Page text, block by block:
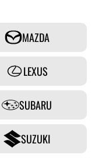
MAZDA
LEXUS
SUBARU
SUZUKI